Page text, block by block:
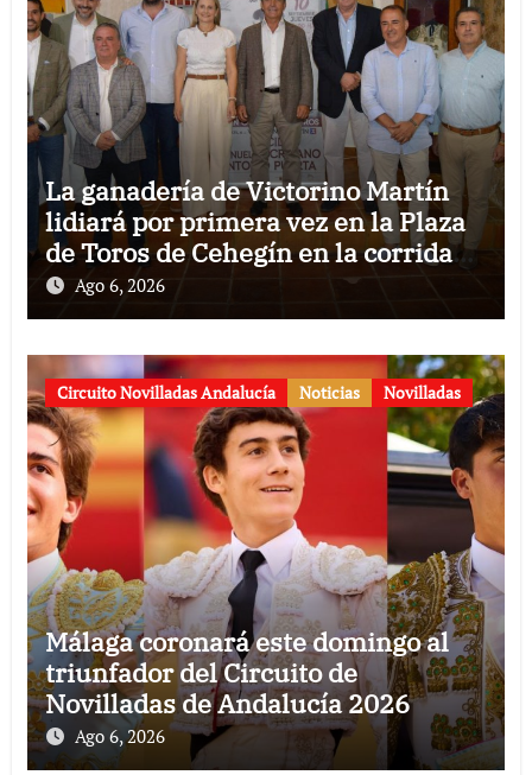
La ganadería de Victorino Martín
lidiará por primera vez en la Plaza
de Toros de Cehegín en la corrida
conmemorativa de su 125
aniversario
Ago 6, 2026
Circuito Novilladas Andalucía Noticias Novilladas
Málaga coronará este domingo al
triunfador del Circuito de
Novilladas de Andalucía 2026
Ago 6, 2026